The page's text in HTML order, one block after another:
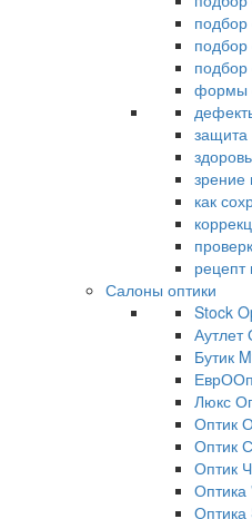
подбор
формы
защита
зрение
как
рецепт
Салоны оптики
Stock
Аутлет
Бутик
Люкс
Оптик
Оптик
Оптик
Оптика
Оптика